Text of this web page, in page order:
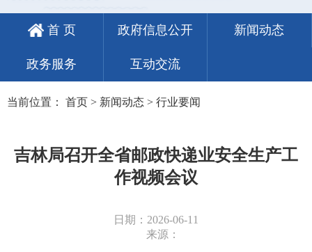
首 页 政府信息公开 新闻动态
政务服务 互动交流
当前位置： 首页 > 新闻动态 > 行业要闻
吉林局召开全省邮政快递业安全生产工
作视频会议
日期：2026-06-11
来源：